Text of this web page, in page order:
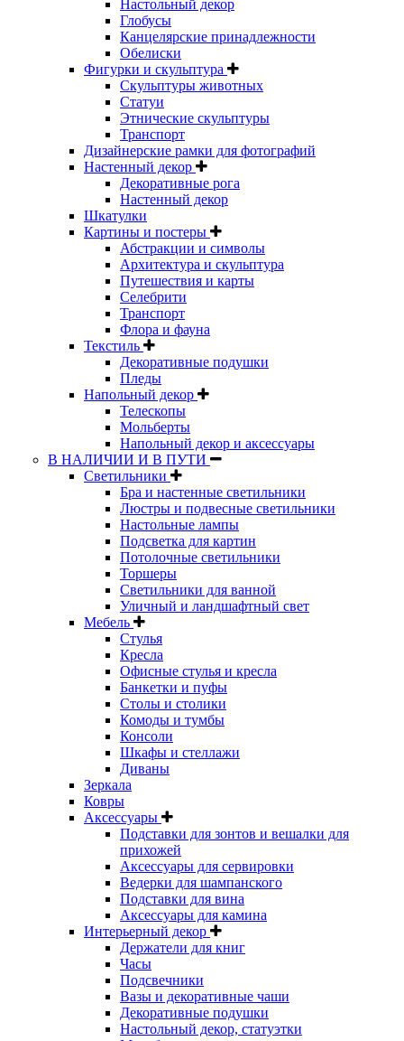
Настольный декор
Глобусы
Канцелярские принадлежности
Обелиски
Фигурки и скульптура
Скульптуры животных
Статуи
Этнические скульптуры
Транспорт
Дизайнерские рамки для фотографий
Настенный декор
Декоративные рога
Настенный декор
Шкатулки
Картины и постеры
Абстракции и символы
Архитектура и скульптура
Путешествия и карты
Селебрити
Транспорт
Флора и фауна
Текстиль
Декоративные подушки
Пледы
Напольный декор
Телескопы
Мольберты
Напольный декор и аксессуары
В НАЛИЧИИ И В ПУТИ
Светильники
Бра и настенные светильники
Люстры и подвесные светильники
Настольные лампы
Подсветка для картин
Потолочные светильники
Торшеры
Светильники для ванной
Уличный и ландшафтный свет
Мебель
Стулья
Кресла
Офисные стулья и кресла
Банкетки и пуфы
Столы и столики
Комоды и тумбы
Консоли
Шкафы и стеллажи
Диваны
Зеркала
Ковры
Аксессуары
Подставки для зонтов и вешалки для
прихожей
Аксессуары для сервировки
Ведерки для шампанского
Подставки для вина
Аксессуары для камина
Интерьерный декор
Держатели для книг
Часы
Подсвечники
Вазы и декоративные чаши
Декоративные подушки
Настольный декор, статуэтки